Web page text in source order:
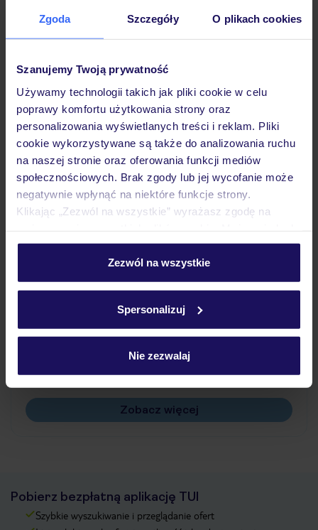
Zgoda Szczegóły O plikach cookies
Szanujemy Twoją prywatność
Używamy technologii takich jak pliki cookie w celu
poprawy komfortu użytkowania strony oraz
personalizowania wyświetlanych treści i reklam. Pliki
cookie wykorzystywane są także do analizowania ruchu
na naszej stronie oraz oferowania funkcji mediów
społecznościowych. Brak zgody lub jej wycofanie może
negatywnie wpłynąć na niektóre funkcje strony.
Klikając „Zezwól na wszystkie” wyrażasz zgodę na
personalizować swój wybór wchodząc w zakładkę
Szczegółowe informacje o plikach cookie znajdziesz
Zezwól na wszystkie
Spersonalizuj
Nie zezwalaj
Opinie
Pokoje
Wyżywienie
Atrakcje
Ważne informacje
Często zadawane pytania
Jak zmienić uczestników/osobę zgłaszającą?
Czy w Hotelu będzie przedstawiciel TUI?
Zobacz więcej
Pobierz bezpłatną aplikację TUI
Szybkie wyszukiwanie i przeglądanie ofert